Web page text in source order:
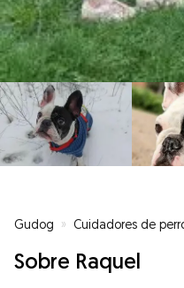
Gudog » Cuidadores de
Sobre Raquel